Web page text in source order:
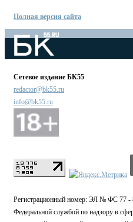
Полная версия сайта
Сетевое издание БК55
redactor@bk55.ru
info@bk55.ru
Регистрационный номер: ЭЛ № ФС 77 -
Федеральной службой по надзору в